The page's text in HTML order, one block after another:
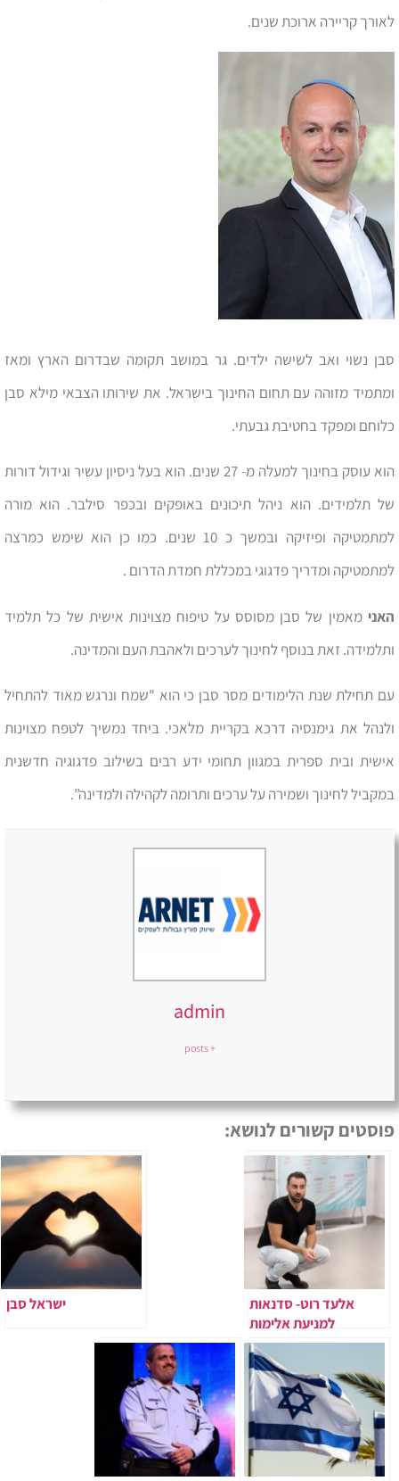
לאורך קריירה ארוכת שנים.
סבן נשוי ואב לשישה ילדים. גר במושב תקומה שבדרום הארץ ומאז
ומתמיד מזוהה עם תחום החינוך בישראל. את שירותו הצבאי מילא סבן
כלוחם ומפקד בחטיבת גבעתי.
הוא עוסק בחינוך למעלה מ- 27 שנים. הוא בעל ניסיון עשיר וגידול דורות
של תלמידים. הוא ניהל תיכונים באופקים ובכפר סילבר. הוא מורה
למתמטיקה ופיזיקה ובמשך כ 10 שנים. כמו כן הוא שימש כמרצה
למתמטיקה ומדריך פדגוגי במכללת חמדת הדרום .
האנימאמין של סבן מסוסס על טיפוח מצוינות אישית של כל תלמיד
ותלמידה. זאת בנוסף לחינוך לערכים ולאהבת העם והמדינה.
עם תחילת שנת הלימודים מסר סבן כי הוא "שמח ונרגש מאוד להתחיל
ולנהל את גימנסיה דרכא בקריית מלאכי. ביחד נמשיך לטפח מצוינות
אישית ובית ספרית במגוון תחומי ידע רבים בשילוב פדגוגיה חדשנית
במקביל לחינוך ושמירה על ערכים ותרומה לקהילה ולמדינה”.
admin
+ posts
פוסטים קשורים לנושא:
אלעד רוט- סדנאות
למניעת אלימות
ישראל סבן